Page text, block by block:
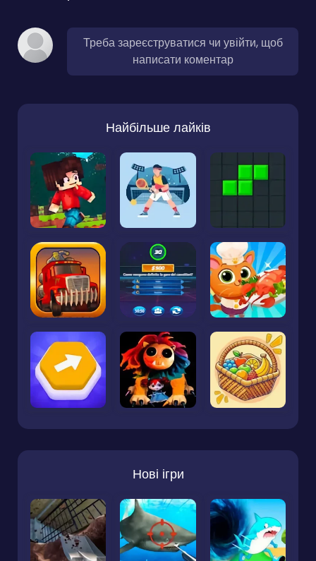
Треба зареєструватися чи увійти, щоб
написати коментар
Найбільше лайків
Нові ігри